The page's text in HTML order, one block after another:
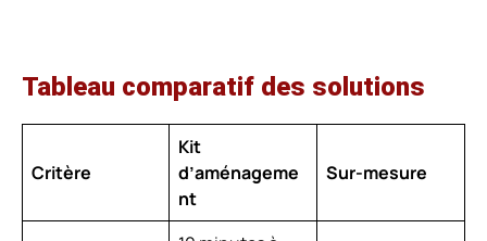
Tableau comparatif des solutions
Critère
Kit
d’aménageme
nt
Sur-mesure